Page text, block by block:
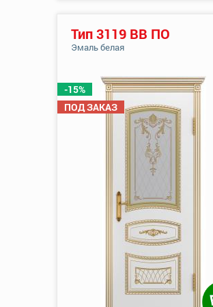
-15%
ПОД ЗАКАЗ
Тип 3119 ВВ ПО
Эмаль белая